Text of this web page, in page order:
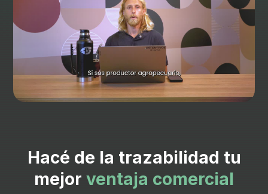
Hacé de la trazabilidad tu
mejor ventaja comercial